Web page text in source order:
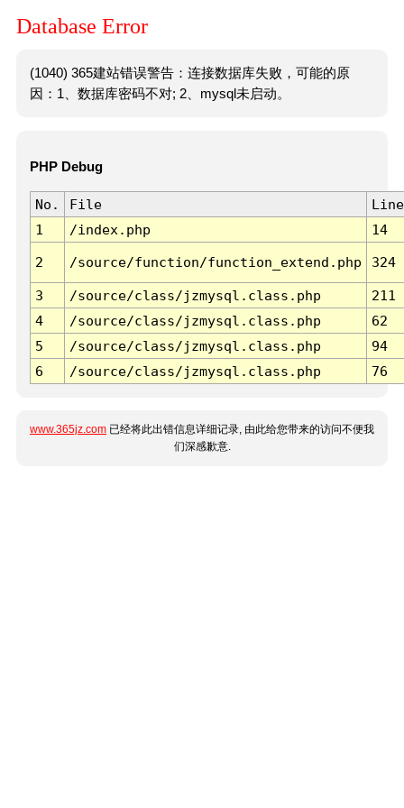
Database Error
(1040) 365建站错误警告：连接数据库失败，可能的原
因：1、数据库密码不对; 2、mysql未启动。
PHP Debug
No. File
Line
1
/index.php 14
2 /source/function/function_extend.php 324
3 /source/class/jzmysql.class.php
211
4
/source/class/jzmysql.class.php
62
5
/source/class/jzmysql.class.php
94
6
/source/class/jzmysql.class.php 76
www.365jz.com 已经将此出错信息详细记录, 由此给您带来的访问不便我
们深感歉意.